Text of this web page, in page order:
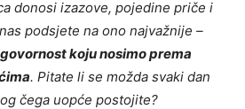
donosi izazove, pojedine priče i
podsjete na ono najvažnije –
koju nosimo prema
. Pitate li se možda svaki dan
čega uopće postojite?